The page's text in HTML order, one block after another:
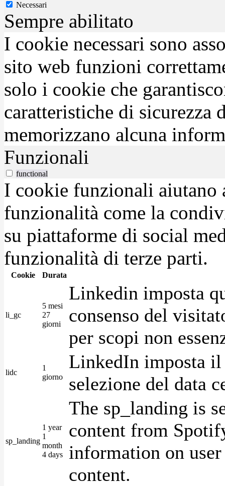
Necessari
Sempre abilitato
I cookie necessari sono
sito web funzioni
solo i cookie che
caratteristiche di sicurezza
memorizzano alcuna
Funzionali
functional
I cookie funzionali aiutano
funzionalità come la
su piattaforme di social
funzionalità di terze parti.
Cookie Durata
li_gc
5 mesi
27
giorni
Linkedin imposta
consenso del
per scopi non
lidc
1
giorno
LinkedIn imposta
selezione del data
sp_landing
1 year
1
month
4 days
The sp_landing is
content from
information on
content.